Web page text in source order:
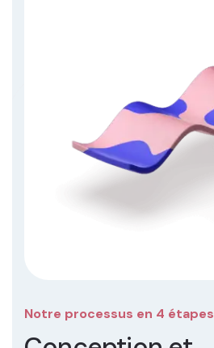
Notre processus en 4 étapes